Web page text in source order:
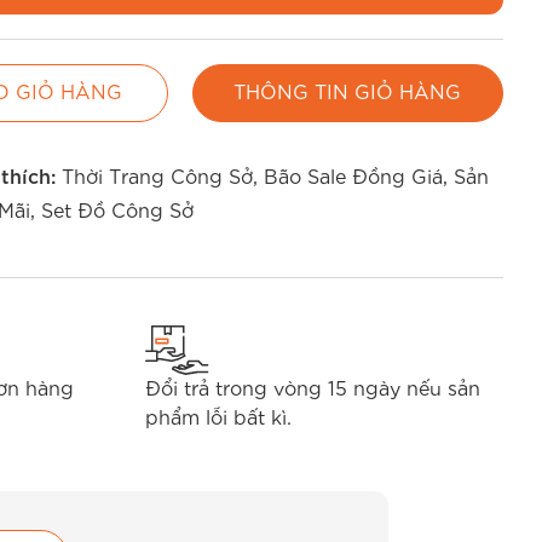
GIỎ HÀNG THÔNG TIN GIỎ HÀNG
Thời Trang Công Sở, Bão Sale Đồng Giá, Sản
, Set Đồ Công Sở
hàng
Đổi trả trong vòng 15 ngày nếu sản
phẩm lỗi bất kì.